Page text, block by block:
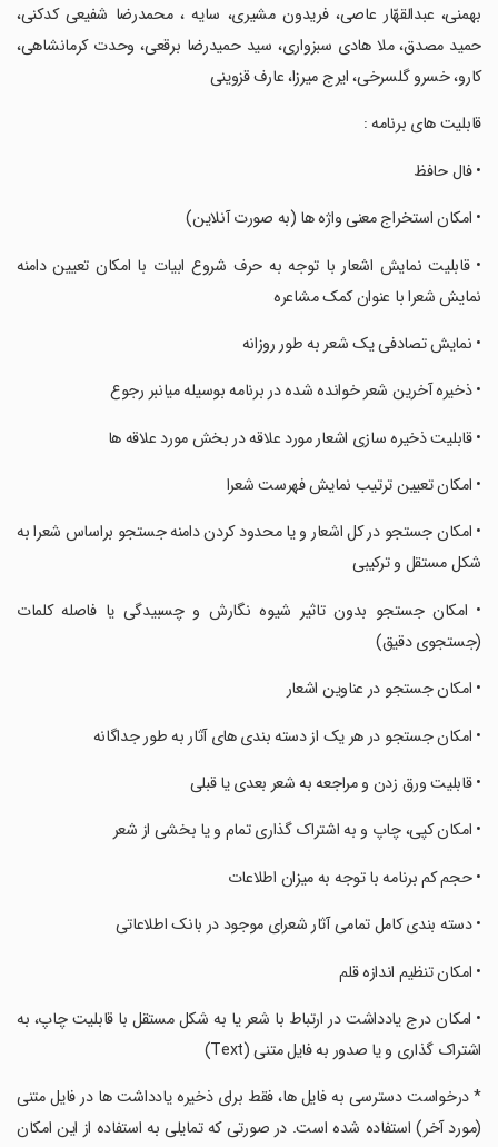
بهمنی، عبدالقهّار عاصی، فریدون مشیری، سایه ، محمدرضا شفیعی کدکنی،
حمید مصدق، ملا هادی سبزواری، سید حمیدرضا برقعی، وحدت کرمانشاهی،
کارو، خسرو گلسرخی، ایرج میرزا، عارف قزوینی
‏قابلیت های برنامه :
‏• فال حافظ
‏• امکان استخراج معنی واژه ها (به صورت آنلاین)
‏• قابلیت نمایش اشعار با توجه به حرف شروع ابیات با امکان تعیین دامنه
نمایش شعرا با عنوان کمک مشاعره
‏• نمایش تصادفی یک شعر به طور روزانه
‏• ذخیره آخرین شعر خوانده شده در برنامه بوسیله میانبر رجوع
‏• قابلیت ذخیره سازی اشعار مورد علاقه در بخش مورد علاقه ها
‏• امکان تعیین ترتیب نمایش فهرست شعرا
‏• امکان جستجو در کل اشعار و یا محدود کردن دامنه جستجو براساس شعرا به
شکل مستقل و ترکیبی
‏• امکان جستجو بدون تاثیر شیوه نگارش و چسبیدگی یا فاصله کلمات
(جستجوی دقیق)
‏• امکان جستجو در عناوین اشعار
‏• امکان جستجو در هر یک از دسته بندی های آثار به طور جداگانه
‏• قابلیت ورق زدن و مراجعه به شعر بعدی یا قبلی
‏• امکان کپی، چاپ و به اشتراک گذاری تمام و یا بخشی از شعر
‏• حجم کم برنامه با توجه به میزان اطلاعات
‏• دسته بندی کامل تمامی آثار شعرای موجود در بانک اطلاعاتی
‏• امکان تنظیم اندازه قلم
‏• امکان درج یادداشت در ارتباط با شعر یا به شکل مستقل با قابلیت چاپ، به
اشتراک گذاری و یا صدور به فایل متنی (Text)
‏* درخواست دسترسی به فایل ها، فقط برای ذخیره یادداشت ها در فایل متنی
(مورد آخر) استفاده شده است. در صورتی که تمایلی به استفاده از این امکان